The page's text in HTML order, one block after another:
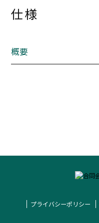
仕様
概要
プライバシーポリシー